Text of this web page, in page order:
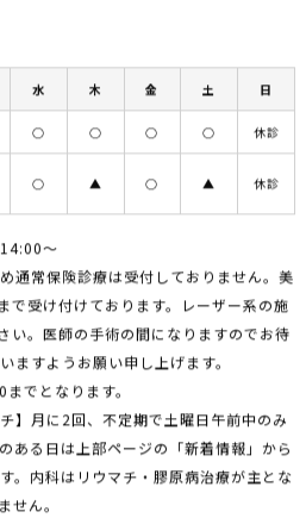
水 木 金 土 日
○ ○ ○ ○ 休診
○ ▲ ○ ▲ 休診
〜
通常保険診療は受付しておりません。美
で受け付けております。レーザー系の施
い。医師の手術の間になりますのでお待
ますようお願い申し上げます。
でとなります。
】月に2回、不定期で土曜日午前中のみ
ある日は上部ページの「新着情報」から
。内科はリウマチ・膠原病治療が主とな
せん。